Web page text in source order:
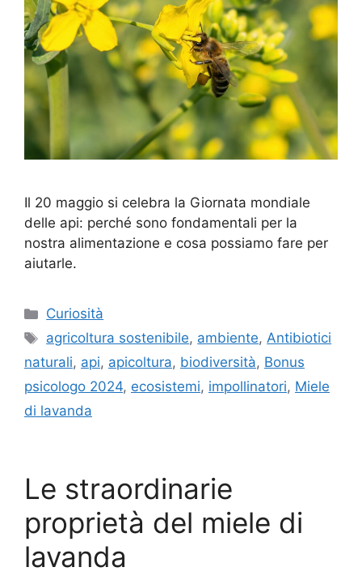
Il 20 maggio si celebra la Giornata mondiale
delle api: perché sono fondamentali per la
nostra alimentazione e cosa possiamo fare per
aiutarle.
Categorie
Curiosità
Tag
agricoltura sostenibile, ambiente,Antibiotici
naturali, api, apicoltura, biodiversità, Bonus
psicologo 2024, ecosistemi, impollinatori, Miele
di lavanda
Le straordinarie
proprietà del miele di
lavanda